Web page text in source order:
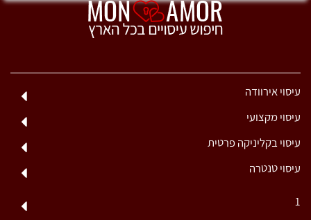
עיסוי אירוודה
עיסוי מקצועי
עיסוי בקליניקה פרטית
עיסוי טנטרה
1